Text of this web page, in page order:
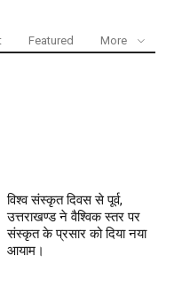
Featured More
विश्व संस्कृत दिवस से पूर्व,
उत्तराखण्ड ने वैश्विक स्तर पर
संस्कृत के प्रसार को दिया नया
आयाम।